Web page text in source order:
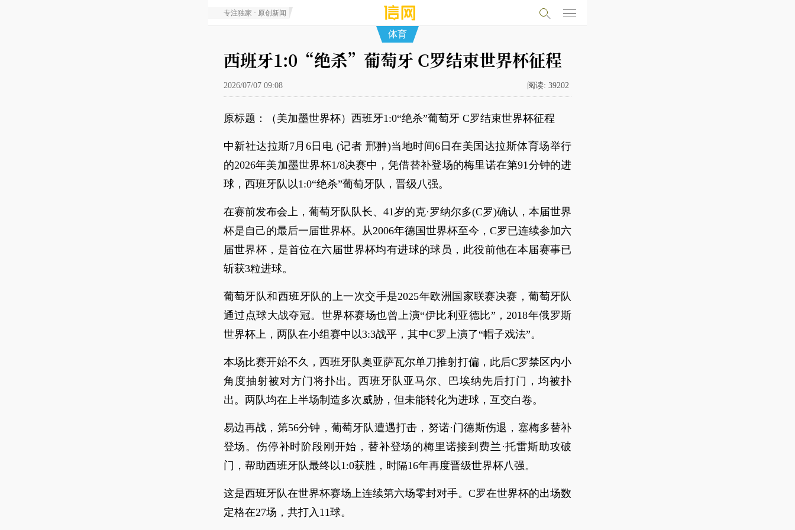
专注独家 · 原创新闻
体育
西班牙1:0“绝杀”葡萄牙 C罗结束世界杯征程
2026/07/07 09:08 阅读: 39202
原标题：（美加墨世界杯）西班牙1:0“绝杀”葡萄牙 C罗结束世界杯征程
中新社达拉斯7月6日电 (记者 邢翀)当地时间6日在美国达拉斯体育场举行
的2026年美加墨世界杯1/8决赛中，凭借替补登场的梅里诺在第91分钟的进
球，西班牙队以1:0“绝杀”葡萄牙队，晋级八强。
在赛前发布会上，葡萄牙队队长、41岁的克·罗纳尔多(C罗)确认，本届世界
杯是自己的最后一届世界杯。从2006年德国世界杯至今，C罗已连续参加六
届世界杯，是首位在六届世界杯均有进球的球员，此役前他在本届赛事已
斩获3粒进球。
葡萄牙队和西班牙队的上一次交手是2025年欧洲国家联赛决赛，葡萄牙队
通过点球大战夺冠。世界杯赛场也曾上演“伊比利亚德比”，2018年俄罗斯
世界杯上，两队在小组赛中以3:3战平，其中C罗上演了“帽子戏法”。
本场比赛开始不久，西班牙队奥亚萨瓦尔单刀推射打偏，此后C罗禁区内小
角度抽射被对方门将扑出。西班牙队亚马尔、巴埃纳先后打门，均被扑
出。两队均在上半场制造多次威胁，但未能转化为进球，互交白卷。
易边再战，第56分钟，葡萄牙队遭遇打击，努诺·门德斯伤退，塞梅多替补
登场。伤停补时阶段刚开始，替补登场的梅里诺接到费兰·托雷斯助攻破
门，帮助西班牙队最终以1:0获胜，时隔16年再度晋级世界杯八强。
这是西班牙队在世界杯赛场上连续第六场零封对手。C罗在世界杯的出场数
定格在27场，共打入11球。